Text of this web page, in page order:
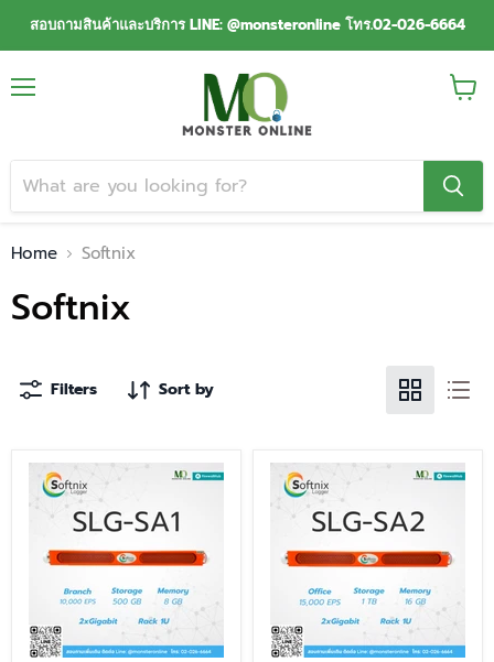
สอบถามสินค้าและบริการ LINE: @monsteronline โทร.02-026-6664
View
Home Softnix
Softnix
Filters Sort by